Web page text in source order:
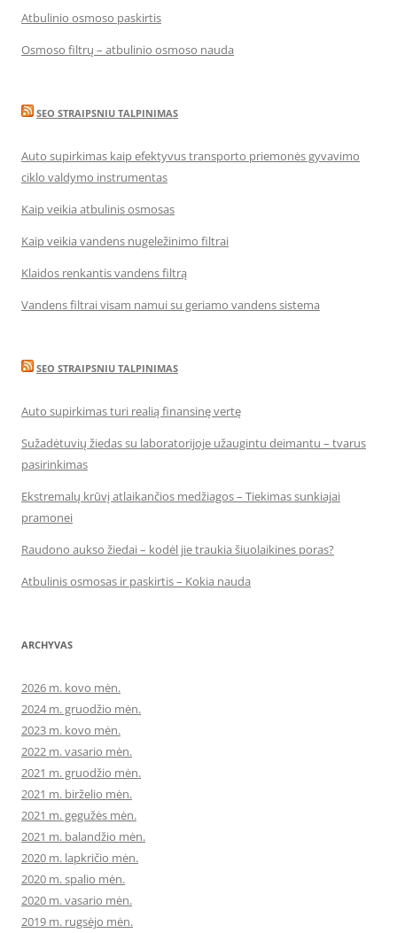
Atbulinio osmoso paskirtis
Osmoso filtrų – atbulinio osmoso nauda
SEO STRAIPSNIU TALPINIMAS
Auto supirkimas kaip efektyvus transporto priemonės gyvavimo
ciklo valdymo instrumentas
Kaip veikia atbulinis osmosas
Kaip veikia vandens nugeležinimo filtrai
Klaidos renkantis vandens filtrą
Vandens filtrai visam namui su geriamo vandens sistema
SEO STRAIPSNIU TALPINIMAS
Auto supirkimas turi realią finansinę vertę
Sužadėtuvių žiedas su laboratorijoje užaugintu deimantu – tvarus
pasirinkimas
Ekstremalų krūvį atlaikančios medžiagos – Tiekimas sunkiajai
pramonei
Raudono aukso žiedai – kodėl jie traukia šiuolaikines poras?
Atbulinis osmosas ir paskirtis – Kokia nauda
ARCHYVAS
2026 m. kovo mėn.
2024 m. gruodžio mėn.
2023 m. kovo mėn.
2022 m. vasario mėn.
2021 m. gruodžio mėn.
2021 m. birželio mėn.
2021 m. gegužės mėn.
2021 m. balandžio mėn.
2020 m. lapkričio mėn.
2020 m. spalio mėn.
2020 m. vasario mėn.
2019 m. rugsėjo mėn.